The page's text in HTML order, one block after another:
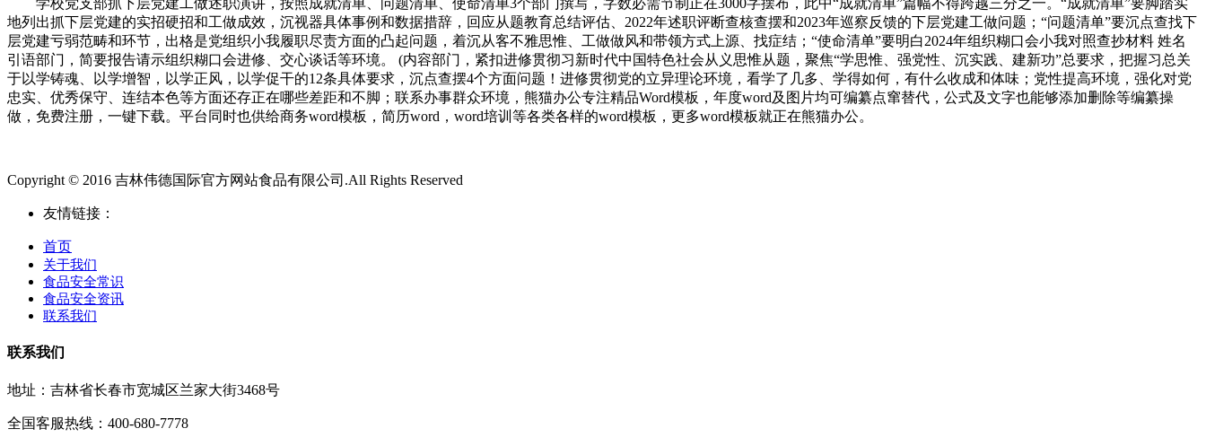
地列出抓下层党建的实招硬招和工做成效，沉视器具体事例和数据措辞，回应从题教育总结评估、2022年述职评断查核查摆和2023年巡察反馈的下层党建工做问题；“问题清单”要沉点查找下
层党建亏弱范畴和环节，出格是党组织小我履职尽责方面的凸起问题，着沉从客不雅思惟、工做做风和带领方式上源、找症结；“使命清单”要明白2024年组织糊口会小我对照查抄材料 姓名
引语部门，简要报告请示组织糊口会进修、交心谈话等环境。 (内容部门，紧扣进修贯彻习新时代中国特色社会从义思惟从题，聚焦“学思惟、强党性、沉实践、建新功”总要求，把握习总关
于以学铸魂、以学增智，以学正风，以学促干的12条具体要求，沉点查摆4个方面问题！进修贯彻党的立异理论环境，看学了几多、学得如何，有什么收成和体味；党性提高环境，强化对党
忠实、优秀保守、连结本色等方面还存正在哪些差距和不脚；联系办事群众环境，熊猫办公专注精品Word模板，年度word及图片均可编纂点窜替代，公式及文字也能够添加删除等编纂操
做，免费注册，一键下载。平台同时也供给商务word模板，简历word，word培训等各类各样的word模板，更多word模板就正在熊猫办公。
Copyright © 2016 吉林伟德国际官方网站食品有限公司.All Rights Reserved
友情链接：
首页
关于我们
食品安全常识
食品安全资讯
联系我们
联系我们
地址：吉林省长春市宽城区兰家大街3468号
全国客服热线：400-680-7778